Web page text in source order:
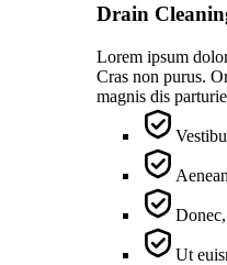
Drain
Lorem ipsum
Cras non purus.
magnis dis
Ut